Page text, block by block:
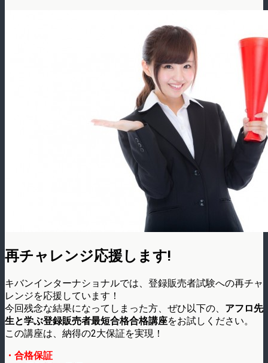
再チャレンジ応援します!
キバンインターナショナルでは、登録販売者試験への再チャ
レンジを応援しています！
今回残念な結果になってしまった方、ぜひ以下の、 アフロ先
生と学ぶ登録販売者最短合格合格講座をお試しください。
この講座は、納得の2大保証を実現！
・合格保証